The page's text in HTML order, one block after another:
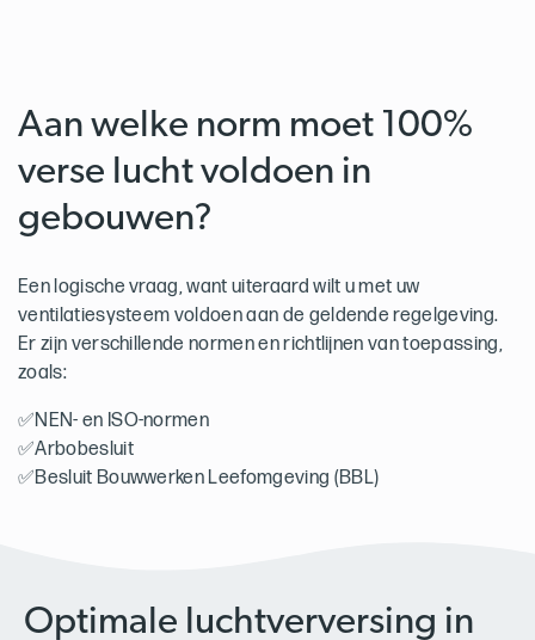
Aan welke norm moet 100%
verse lucht voldoen in
gebouwen?
Een logische vraag, want uiteraard wilt u met uw
ventilatiesysteem voldoen aan de geldende regelgeving.
Er zijn verschillende normen en richtlijnen van toepassing,
zoals:
✅NEN- en ISO-normen
✅Arbobesluit
✅Besluit Bouwwerken Leefomgeving (BBL)
Optimale luchtverversing in